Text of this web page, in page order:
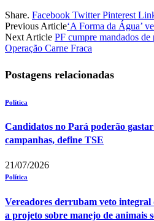
Share. Facebook Twitter Pinterest
Previous Article‘A Forma da Água’
Next Article PF cumpre mandados de
Operação Carne Fraca
Postagens relacionadas
Política
Candidatos no Pará poderão
campanhas, define TSE
21/07/2026
Política
Vereadores derrubam veto
a projeto sobre manejo de animais